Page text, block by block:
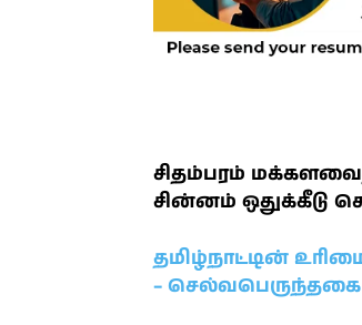
சிதம்பரம்
சின்னம் ஒதுக்கீடு
தமிழ்நாட்டின்
– செல்வபெருந்தகை